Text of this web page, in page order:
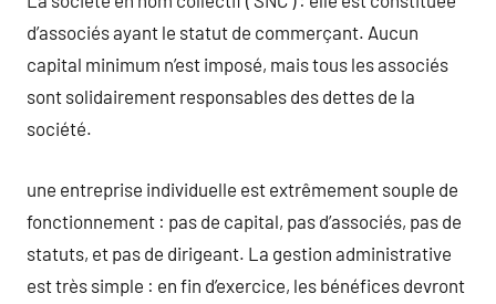
d’associés ayant le statut de commerçant. Aucun
capital minimum n’est imposé, mais tous les associés
sont solidairement responsables des dettes de la
société.
une entreprise individuelle est extrêmement souple de
fonctionnement : pas de capital, pas d’associés, pas de
statuts, et pas de dirigeant. La gestion administrative
est très simple : en fin d’exercice, les bénéfices devront